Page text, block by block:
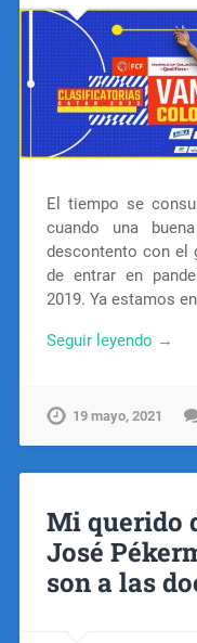
El tiempo se
cuando una
descontento con el
de entrar en
2019. Ya estamos
Seguir leyendo →
19 mayo, 2021
Mi querido
José
son a las